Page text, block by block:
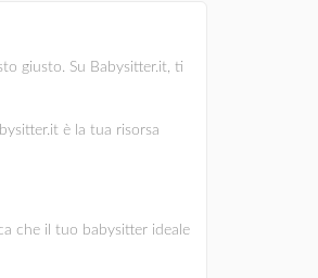
giusto. Su Babysitter.it, ti
è la tua risorsa
che il tuo babysitter ideale